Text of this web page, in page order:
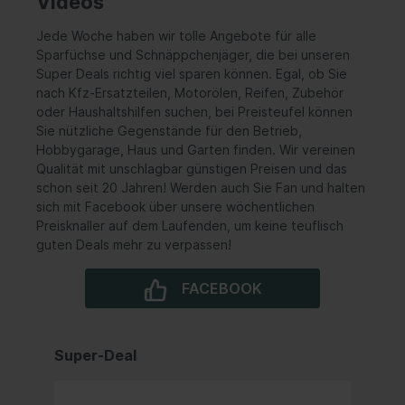
entfernt Shell Helilx Ultra Verschmutzungen bis zu
5x so effektiv wie ein herkömmliches Motorenöl.
Für höchste Leistung und maximalen Schutz.
Vorteile: Herausragende Grundöle auf Basis von
Synthesetechnologie = Geringe Öleindickung,
hervorragendes Kaltstartverhalten, Geringere
Verdampfung des Öls, niedrigerer Ölverbrauch
Spezielle aktive Reinigungstechnologie =
Entfernt Verschmutzungen bis zu 5x so effektiv
wie ein herkömmliches Motorenöl Hervorragende
Oxidationsstabilität = Bis zu 37% mehr Schutz als
andere führende Markenöle Geringe Viskosität,
schnelle Durchölung = Geringere Reibung, höhere
Kraftstoffeffizienz und hervorragendes
Scherstabilität = Viskositäts- und Qualitätserhalt
bis zum nächsten Ölwechsel Spezifikationen
ACEA A3/B3/B4 API SM/CF BMW LL-01 MB-
meets requirements of: FIAT 9.55535-Z2
Details
Jede Woche haben wir tolle Angebote für alle
Sparfüchse und Schnäppchenjäger, die bei unseren
Super Deals richtig viel sparen können. Egal, ob Sie
nach Kfz-Ersatzteilen, Motorölen, Reifen, Zubehör
oder Haushaltshilfen suchen, bei Preisteufel können
Sie nützliche Gegenstände für den Betrieb,
Hobbygarage, Haus und Garten finden. Wir vereinen
Qualität mit unschlagbar günstigen Preisen und das
schon seit 20 Jahren! Werden auch Sie Fan und halten
sich mit Facebook über unsere wöchentlichen
Preisknaller auf dem Laufenden, um keine teuflisch
guten Deals mehr zu verpassen!
FACEBOOK
Super-Deal